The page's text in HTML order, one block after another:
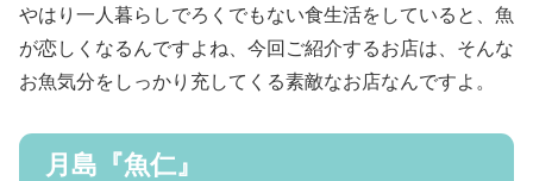
やはり一人暮らしでろくでもない食生活をしていると、魚
が恋しくなるんですよね、今回ご紹介するお店は、そんな
お魚気分をしっかり充してくる素敵なお店なんですよ。
月島『魚仁』